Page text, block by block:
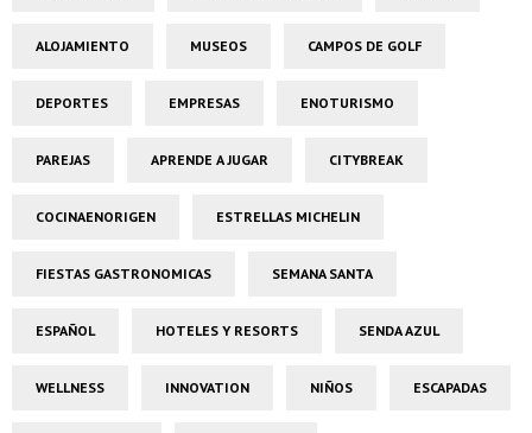
ALOJAMIENTO MUSEOS CAMPOS DE GOLF
DEPORTES EMPRESAS ENOTURISMO
PAREJAS APRENDE A JUGAR CITYBREAK
COCINAENORIGEN ESTRELLAS MICHELIN
FIESTAS GASTRONOMICAS SEMANA SANTA
ESPAÑOL HOTELES Y RESORTS SENDA AZUL
WELLNESS INNOVATION NIÑOS ESCAPADAS